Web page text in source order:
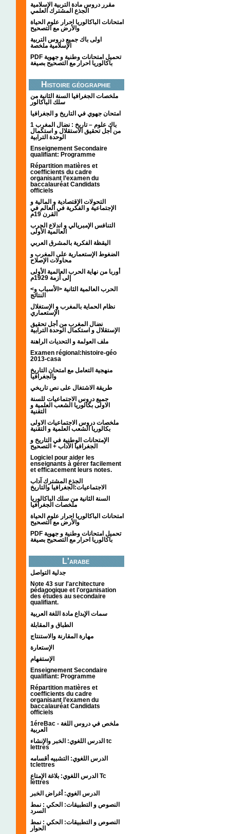
مقرر دروس مادة التربية الإسلامية
الجذع المشترك العلمي
امتحانات الباكالوريا احرار علوم الحياة
والأرض مع التصحيح
اولى باك جميع دروس التربية
الإسلامية ملخصة
PDF تحميل امتحانات وطنية و جهوية
باكالوريا احرار مع التصحيح بصيغة
Histoire géographie
ملخصات الجغرافيا السنة الثانية من
سلك الباكالور
امتحان جهوي في التاريخ و الجغرافيا
1 باك علوم – تاريخ : نضال المغرب
من أجل تحقيق الاستقلال و استكمال
الوحدة الترابية
Enseignement Secondaire
qualifiant: Programme
Répartition matières et
coefficients du cadre
organisant l’examen du
baccalauréat Candidats
officiels
التحولات الإقتصادية و المالية و
الإجتماعية و الفكرية في العالم في
القرن 19م
التنافس الإمبريالي و اندلاع الحرب
العالمية الأولى
اليقظة الفكرية بالمشرق العربي
الضغوط الإستعمارية على المغرب و
محاولات الإصلاح
أوربا من نهاية الحرب العالمية الأولى
إلى أزمة 1929م
<الحرب العالمية الثانية <الأسباب و
النتائج
نظام الحماية بالمغرب و الإستغلال
الإستعماري
نضال المغرب من أجل تحقيق
الإستقلال و استكمال الوحدة الترابية
ملف العولمة و التحديات الراهنة
Examen régional:histoire-géo
2013-casa
منهجية التعامل مع امتحان التاريخ
والجغرافيا
طريقة الاشتغال على نص تاريخي
جميع دروس الاجتماعيات للسنة
الاولى بكالوريا الشعب العلمية و
التقنية
ملخصات دروس الاجتماعيات الاولى
بكالوريا الشعب العلمية و التقنية
الإمتحانات الوطنية في التاريخ و
الجغرافيا الآداب + التصحيح
Logiciel pour aider les
enseignants à gérer facilement
et efficacement leurs notes.
الجذع المشترك آداب
الاجتماعيات:الجغرافيا والتاريخ
السنة الثانية من سلك الباكالوريا
ملخصات الجغرافيا
امتحانات الباكالوريا احرار علوم الحياة
والأرض مع التصحيح
PDF تحميل امتحانات وطنية و جهوية
باكالوريا احرار مع التصحيح بصيغة
L'arabe
جدلية التواصل
Note 43 sur l'architecture
pédagogique et l'organisation
des études au secondaire
qualifiant.
سمات الإبداع مادة اللغة العربية
الطباق و المقابلة
مهارة المقارنة والاستنتاج
الإستعارة
الإستفهام
Enseignement Secondaire
qualifiant: Programme
Répartition matières et
coefficients du cadre
organisant l’examen du
baccalauréat Candidats
officiels
1éreBac - ملخص في دروس اللغة
العربية
الدرس اللغوي: الخبر والإنشاء tc
lettres
الدرس اللغوي: التشبيه أقسامه
tclettres
الدرس اللغوي: بلاغة الإمتاع Tc
lettres
الدرس الغوي: أغراض الخبر
النصوص و التطبيقات: الحكي : نمط
السرد
النصوص و التطبيقات: الحكي : نمط
الحوار